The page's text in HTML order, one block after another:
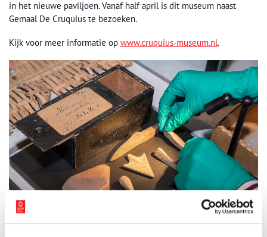
in het nieuwe paviljoen. Vanaf half april is dit museum naast
Gemaal De Cruquius te bezoeken.
Kijk voor meer informatie op www.cruquius-museum.nl.